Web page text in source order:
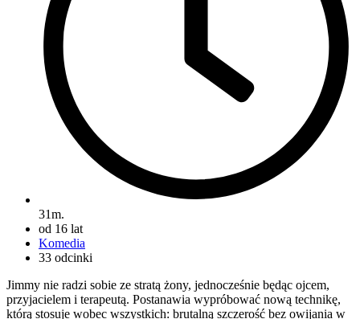
31m.
od 16 lat
Komedia
33 odcinki
Jimmy nie radzi sobie ze stratą żony, jednocześnie będąc ojcem,
przyjacielem i terapeutą. Postanawia wypróbować nową technikę,
którą stosuje wobec wszystkich: brutalną szczerość bez owijania w